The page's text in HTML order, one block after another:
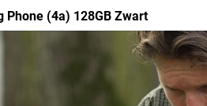
de Nothing Phone (4a) tot wel 17 uur
Is de batterij leeg? Met 50W
oplaadbeurt duurt ongeveer 64 minuten.
Phone (4a) 128GB Zwart